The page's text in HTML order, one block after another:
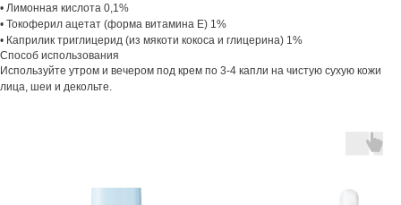
• Лимонная кислота 0,1%
• Токоферил ацетат (форма витамина Е) 1%
• Каприлик триглицерид (из мякоти кокоса и глицерина) 1%
Способ использования
Используйте утром и вечером под крем по 3-4 капли на чистую сухую кожи
лица, шеи и декольте.